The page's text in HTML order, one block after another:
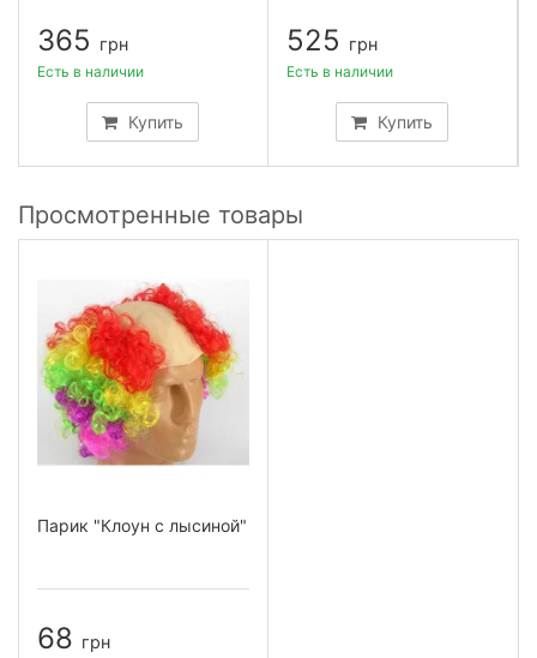
365 грн
Купить
Есть в наличии
525 грн
Купить
Есть в наличии
Просмотренные товары
Парик "Клоун с лысиной"
68 грн